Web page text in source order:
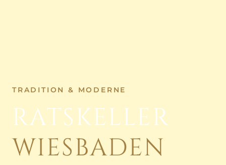
TRADITION & MODERNE
RATSKELLER
WIESBADEN